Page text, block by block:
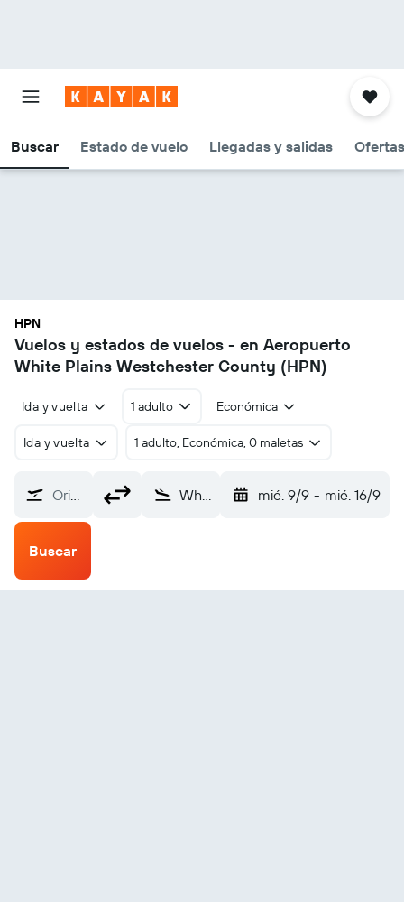
Buscar Estado de vuelo Llegadas y salidas Ofertas
HPN
Vuelos y estados de vuelos - en Aeropuerto
White Plains Westchester County (HPN)
Ida y vuelta 1 adulto Económica
Ida y vuelta 1 adulto, Económica, 0 maletas
Origen White Plains Westchester County (HPN) mié. 9/9 - mié. 16/9
Buscar